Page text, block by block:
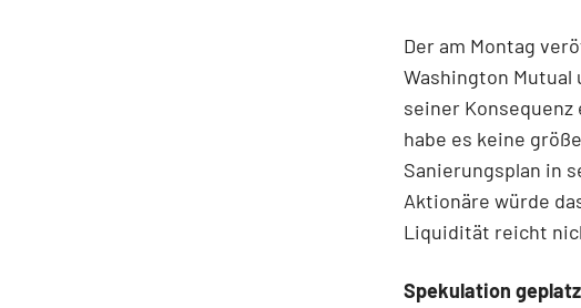
Der am Montag
Washington Mutual
seiner
habe es keine
Sanierungsplan in
Aktionäre würde
Liquidität reicht
Spekulation